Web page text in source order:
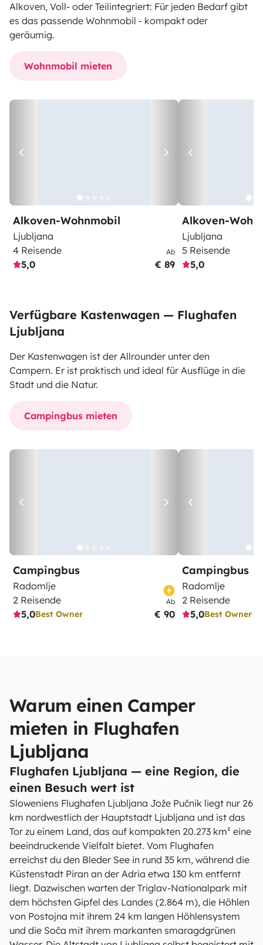
Alkoven, Voll- oder Teilintegriert: Für jeden Bedarf gibt
es das passende Wohnmobil - kompakt oder
geräumig.
Wohnmobil mieten
Alkoven-Wohnmobil
Ljubljana
4 Reisende
5,0
Ab
€ 89
Alkoven-
Ljubljana
5 Reisende
5,0
Verfügbare Kastenwagen — Flughafen
Ljubljana
Der Kastenwagen ist der Allrounder unter den
Campern. Er ist praktisch und ideal für Ausflüge in die
Stadt und die Natur.
Campingbus mieten
Campingbus
Radomlje
2 Reisende
5,0Best Owner
Ab
€ 90
Campingbus
Radomlje
2 Reisende
5,0Best Owner
Warum einen Camper
mieten in Flughafen
Ljubljana
Flughafen Ljubljana — eine Region, die
einen Besuch wert ist
Sloweniens Flughafen Ljubljana Jože Pučnik liegt nur 26
km nordwestlich der Hauptstadt Ljubljana und ist das
Tor zu einem Land, das auf kompakten 20.273 km² eine
beeindruckende Vielfalt bietet. Vom Flughafen
erreichst du den Bleder See in rund 35 km, während die
Küstenstadt Piran an der Adria etwa 130 km entfernt
liegt. Dazwischen warten der Triglav-Nationalpark mit
dem höchsten Gipfel des Landes (2.864 m), die Höhlen
von Postojna mit ihrem 24 km langen Höhlensystem
und die Soča mit ihrem markanten smaragdgrünen